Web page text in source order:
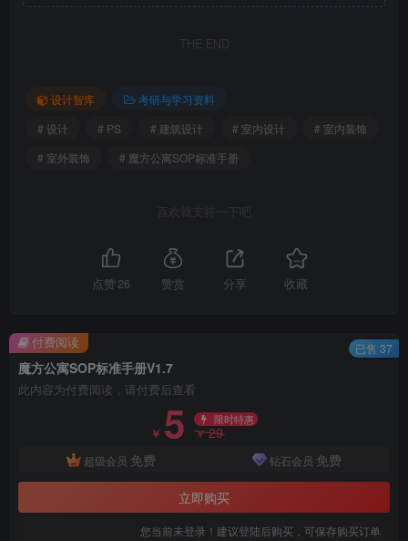
1.png
2、目录.png
THE END
设计智库
考研与学习资料
# 设计
# PS # 建筑设计 # 室内设计
# 室内装饰
# 室外装饰
# 魔方公寓SOP标准手册
喜欢就支持一下吧
点赞26 赞赏 分享 收藏
魔方公寓SOP标准手册V1.7
此内容为付费阅读，请付费后查看
￥ 5 限时特惠
￥29
超级会员 免费 钻石会员 免费
立即购买
您当前未登录！建议登陆后购买，可保存购买订单
付费阅读 已售 37